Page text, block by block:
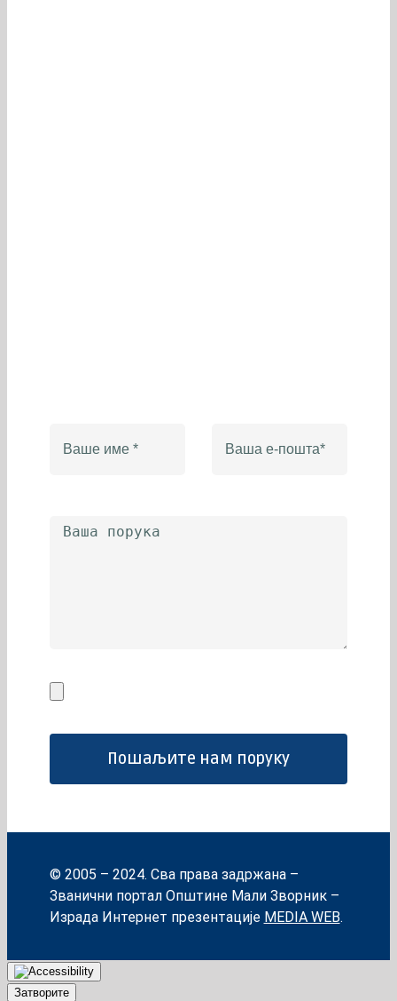
© 2005 – 2024. Сва права задржана –
Званични портал Општине Мали Зворник –
Израда Интернет презентације MEDIA WEB.
Затворите